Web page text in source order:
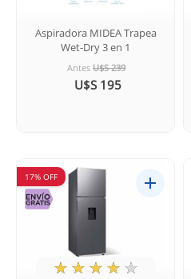
Aspiradora MIDEA Trapea
Wet-Dry 3 en 1
Antes U$S 239
U$S 195
17% OFF
★ ☆ ☆ ☆ ☆